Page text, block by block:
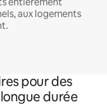
aux logements
pour des
durée